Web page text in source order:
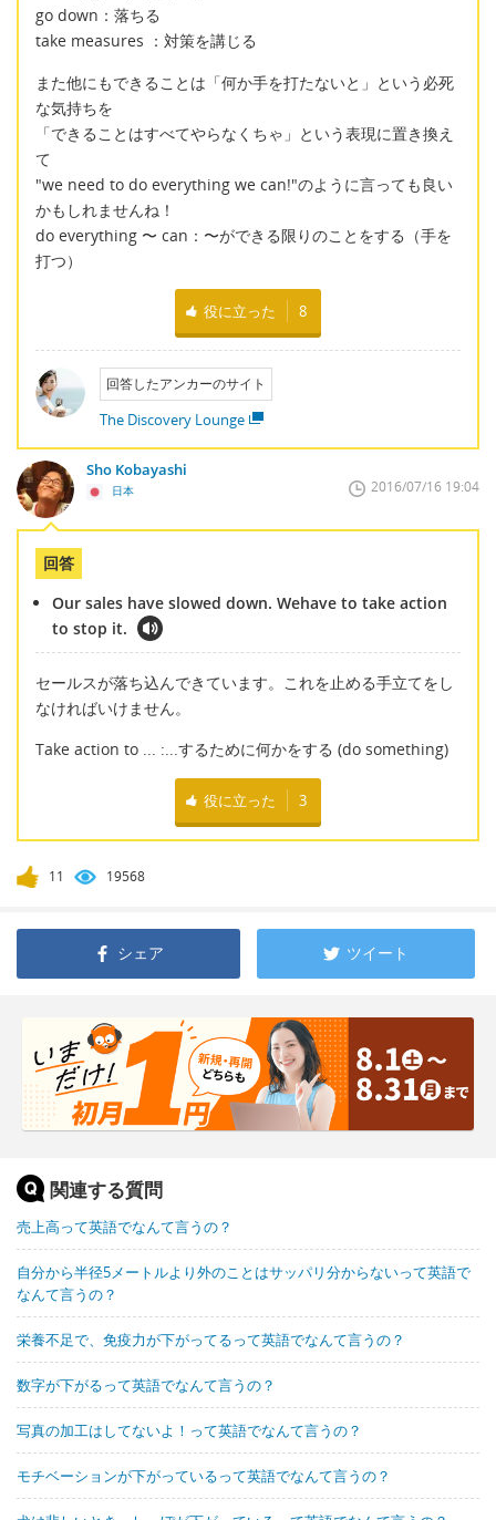
go down：落ちる
take measures ：対策を講じる
また他にもできることは「何か手を打たないと」という必死
な気持ちを
「できることはすべてやらなくちゃ」という表現に置き換え
て
"we need to do everything we can!"のように言っても良い
かもしれませんね！
do everything 〜 can：〜ができる限りのことをする（手を
打つ）
役に立った 8
回答したアンカーのサイト
The Discovery Lounge
Sho Kobayashi
日本 2016/07/16 19:04
回答
Our sales have slowed down. Wehave to take action
to stop it.
セールスが落ち込んできています。これを止める手立てをし
なければいけません。
Take action to ... :...するために何かをする (do something)
役に立った 3
11 19568
シェア ツイート
関連する質問
売上高って英語でなんて言うの？
自分から半径5メートルより外のことはサッパリ分からないって英語で
なんて言うの？
栄養不足で、免疫力が下がってるって英語でなんて言うの？
数字が下がるって英語でなんて言うの？
写真の加工はしてないよ！って英語でなんて言うの？
モチベーションが下がっているって英語でなんて言うの？